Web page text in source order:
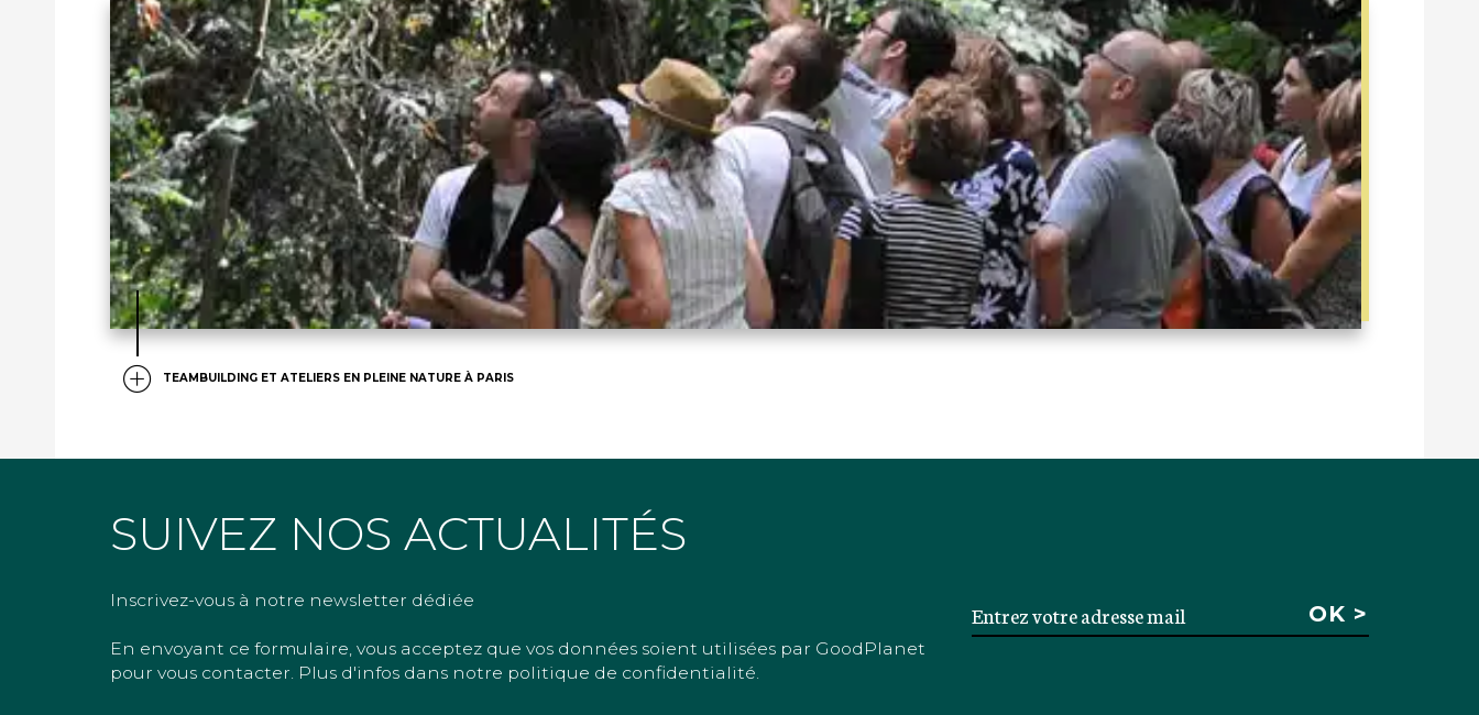
TEAMBUILDING ET ATELIERS EN PLEINE NATURE À PARIS
SUIVEZ NOS ACTUALITÉS
Inscrivez-vous à notre newsletter dédiée
En envoyant ce formulaire, vous acceptez que vos données soient utilisées par GoodPlanet
pour vous contacter. Plus d'infos dans notre politique de confidentialité.